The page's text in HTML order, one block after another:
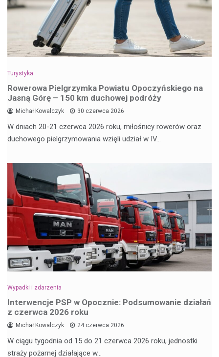
Turystyka
Rowerowa Pielgrzymka Powiatu Opoczyńskiego na
Jasną Górę – 150 km duchowej podróży
Michał Kowalczyk 30 czerwca 2026
W dniach 20-21 czerwca 2026 roku, miłośnicy rowerów oraz
duchowego pielgrzymowania wzięli udział w IV…
Wypadki i zdarzenia
Interwencje PSP w Opocznie: Podsumowanie działań
z czerwca 2026 roku
Michał Kowalczyk 24 czerwca 2026
W ciągu tygodnia od 15 do 21 czerwca 2026 roku, jednostki
straży pożarnej działające w…